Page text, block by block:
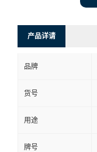
产品详请
品牌
货号
用途
牌号